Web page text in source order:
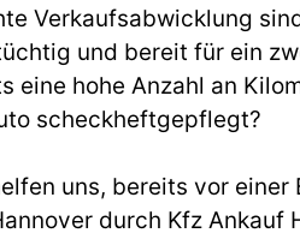
Verkaufsabwicklung
und bereit für ein
eine hohe Anzahl an
scheckheftgepflegt?
uns, bereits vor
durch Kfz